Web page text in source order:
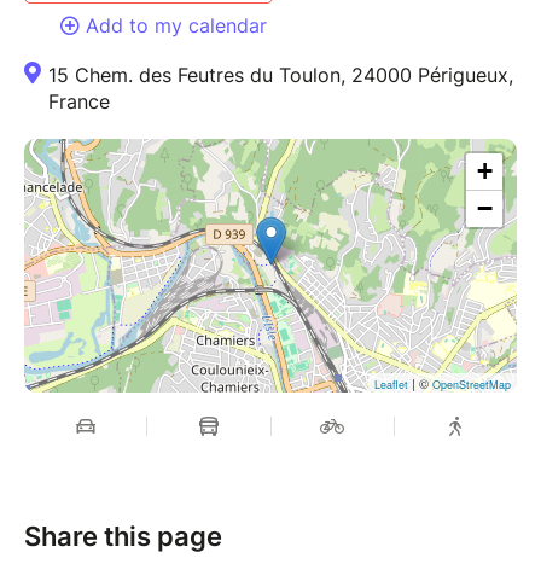
Add to my calendar
15 Chem. des Feutres du Toulon, 24000 Périgueux,
France
+
−
Leaflet | ©OpenStreetMap
Share this page